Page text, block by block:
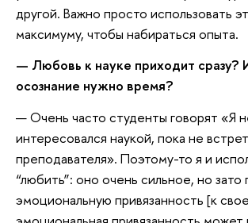
другой. Важно просто использовать
максимуму, чтобы набираться опыта.
— Любовь к науке приходит сразу?
осознание нужно время?
— Очень часто студенты говорят «Я
интересовался наукой, пока не
преподавателя». Поэтому-то я и
“любить”: оно очень сильное, но зато
эмоциональную привязанность [к